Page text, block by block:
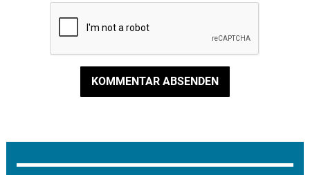
KOMMENTAR ABSENDEN